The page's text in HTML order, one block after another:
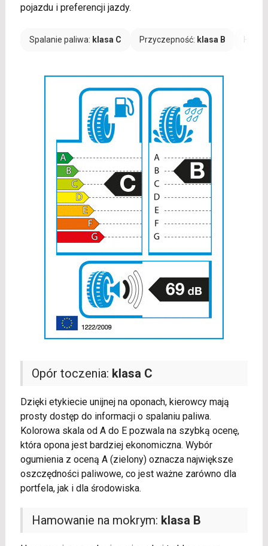
pojazdu i preferencji jazdy.
Spalanie paliwa: klasa C Przyczepność: klasa B
Opór toczenia: klasa C
Dzięki etykiecie unijnej na oponach, kierowcy mają
prosty dostęp do informacji o spalaniu paliwa.
Kolorowa skala od A do E pozwala na szybką ocenę,
która opona jest bardziej ekonomiczna. Wybór
ogumienia z oceną A (zielony) oznacza największe
oszczędności paliwowe, co jest ważne zarówno dla
portfela, jak i dla środowiska.
Hamowanie na mokrym: klasa B